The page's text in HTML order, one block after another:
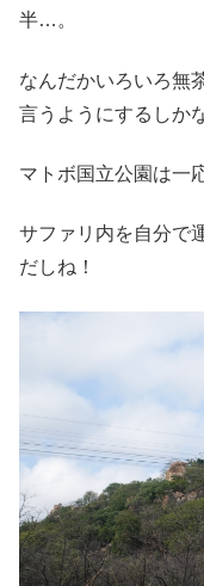
半…。
なんだかいろいろ無
言うようにするしか
マトボ国立公園は一
サファリ内を自分で
だしね！